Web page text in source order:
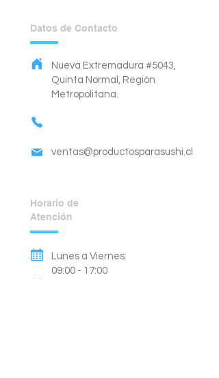
Datos de Contacto
Nueva Extremadura #5043,
Quinta Normal, Región
Metropolitana.
ventas@productosparasushi.cl
Horario de
Atención
Lunes a Viernes:
09:00 - 17:00